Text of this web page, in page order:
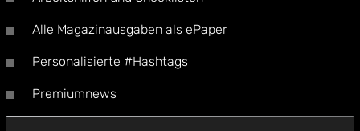
Alle Magazinausgaben als ePaper
Personalisierte #Hashtags
Premiumnews